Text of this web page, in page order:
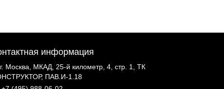
информация
г. Москва, МКАД, 25-й километр, 4, стр. 1, ТК
ПАВ.И-1.18